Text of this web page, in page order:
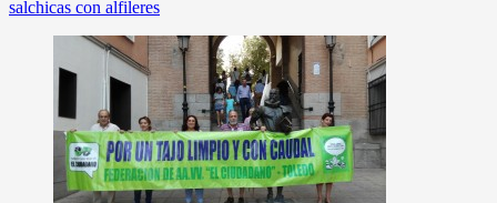
salchicas con alfileres